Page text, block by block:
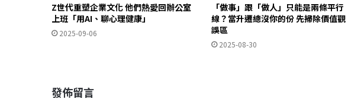
Z世代重塑企業文化 他們熱愛回辦公室
上班「用AI、聊心理健康」
2025-09-06
「做事」跟「做人」只能是兩條平行
線？當升遷總沒你的份 先掃除價值觀
誤區
2025-08-30
發佈留言